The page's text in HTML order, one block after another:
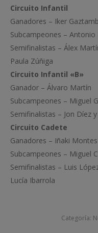
Circuito Infantil
Ganadores – Iker
Subcampeones –
Semifinalistas – Álex
Paula Zúñiga
Circuito Infantil «B»
Ganador – Álvaro Martín
Subcampeones – Miguel
Semifinalistas – Jon Díez
Circuito Cadete
Ganadores – Iñaki
Subcampeones – Miguel
Semifinalistas – Luis
Lucía Ibarrola
Categoría: